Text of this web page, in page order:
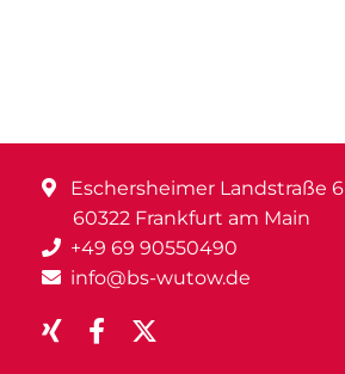
Eschersheimer Landstraße 6
60322 Frankfurt am Main
+49 69 90550490
info@bs-wutow.de